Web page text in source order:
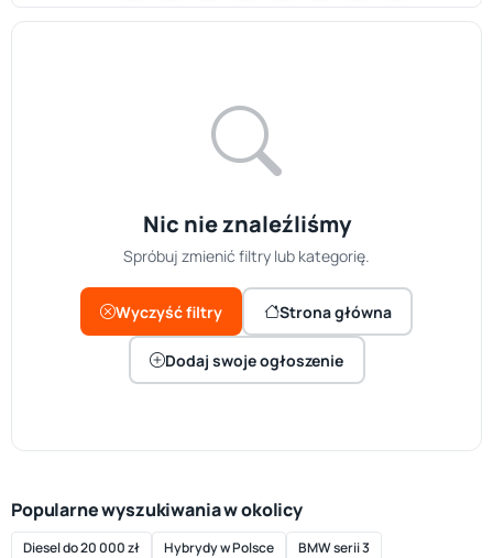
Nic nie znaleźliśmy
Spróbuj zmienić filtry lub kategorię.
Wyczyść filtry Strona główna
Dodaj swoje ogłoszenie
Popularne wyszukiwania w okolicy
Diesel do 20 000 zł Hybrydy w Polsce
BMW serii 3